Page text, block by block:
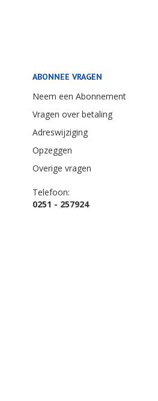
ABONNEE VRAGEN
Neem een Abonnement
Vragen over betaling
Adreswijziging
Opzeggen
Overige vragen
Telefoon:
0251 - 257924